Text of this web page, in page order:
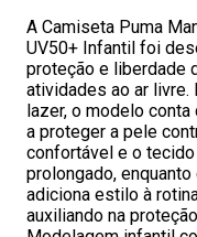
A Camiseta Puma
UV50+ Infantil foi
proteção e liberdade
atividades ao ar livre.
lazer, o modelo
a proteger a pele
confortável e o
prolongado,
adiciona estilo à
auxiliando na